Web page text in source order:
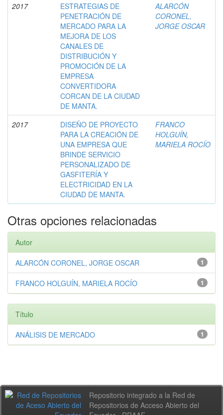
2017
ESTRATEGIAS DE
PENETRACIÓN DE
MERCADO PARA LA
MEJORA DE LOS
CANALES DE
DISTRIBUCIÓN Y
PROMOCIÓN DE LA
EMPRESA
CONVERTIDORA
CORCAN DE LA CIUDAD
DE MANTA.
ALARCÓN
CORONEL,
JORGE OSCAR
2017
DISEÑO DE PROYECTO
PARA LA CREACIÓN DE
UNA EMPRESA QUE
BRINDE SERVICIO
PERSONALIZADO DE
GASFITERÍA Y
ELECTRICIDAD EN LA
CIUDAD DE MANTA.
FRANCO
HOLGUÍN,
MARIELA ROCÍO
Otras opciones relacionadas
Autor
1
ALARCÓN CORONEL, JORGE OSCAR
1
FRANCO HOLGUÍN, MARIELA ROCÍO
Título
1
ANÁLISIS DE MERCADO
Repositorio integrado a la Red de
Repositorios de Acceso Abierto del